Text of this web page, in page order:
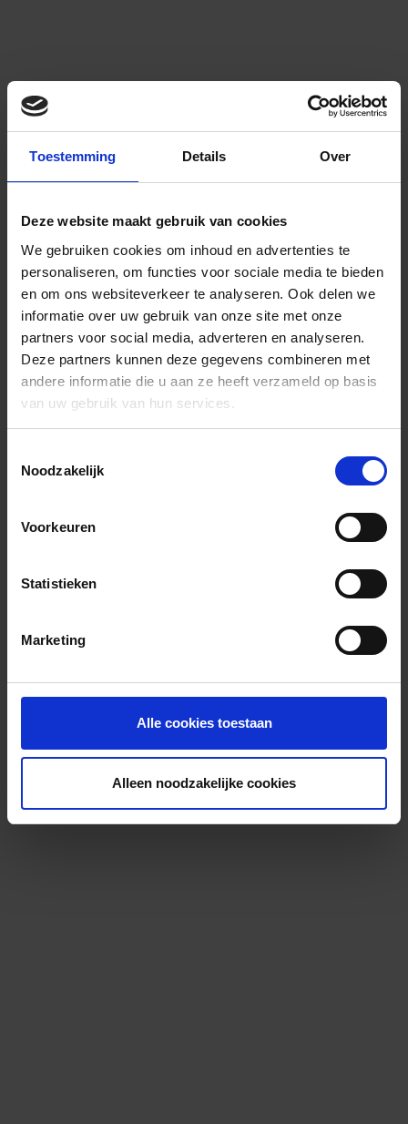
Toestemming Details Over
Deze website maakt gebruik van cookies
We gebruiken cookies om inhoud en advertenties te
personaliseren, om functies voor sociale media te bieden
en om ons websiteverkeer te analyseren. Ook delen we
informatie over uw gebruik van onze site met onze
partners voor social media, adverteren en analyseren.
Deze partners kunnen deze gegevens combineren met
andere informatie die u aan ze heeft verzameld op basis
van uw gebruik van hun services.
Noodzakelijk
Voorkeuren
Statistieken
Marketing
Alle cookies toestaan
Alleen noodzakelijke cookies